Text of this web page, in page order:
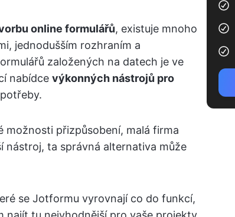
online formulářů, existuje mnoho
jednodušším rozhraním a
založených na datech je ve
nabídce výkonných nástrojů pro
možnosti přizpůsobení, malá firma
nástroj, ta správná alternativa může
se Jotformu vyrovnají co do funkcí,